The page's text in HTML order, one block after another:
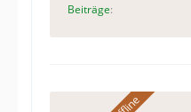
Beiträge